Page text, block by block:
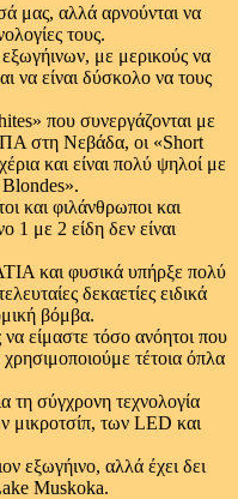
μας, αλλά αρνούνται να
τους.
με μερικούς να
να είναι δύσκολο να τους
που συνεργάζονται με
στη Νεβάδα, οι «Short
και είναι πολύ ψηλοί με
και φιλάνθρωποι και
με 2 είδη δεν είναι
και φυσικά υπήρξε πολύ
δεκαετίες ειδικά
βόμβα.
να είμαστε τόσο ανόητοι που
τέτοια όπλα
τη σύγχρονη τεχνολογία
μικροτσίπ, των LED και
εξωγήινο, αλλά έχει δει
Muskoka.